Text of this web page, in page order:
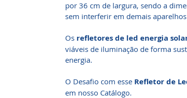
por 36 cm de largura, sendo a
sem interferir em demais
Os refletores de led energia
viáveis de iluminação de forma
energia.
O Desafio com esse Refletor de
em nosso Catálogo.